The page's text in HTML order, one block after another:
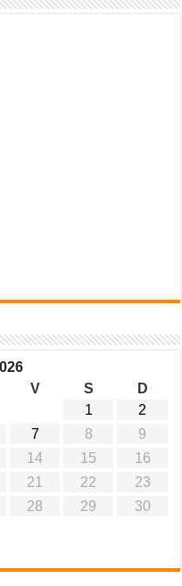
V S
D
1
2
7 8
9
14 15
16
21 22
23
28 29
30